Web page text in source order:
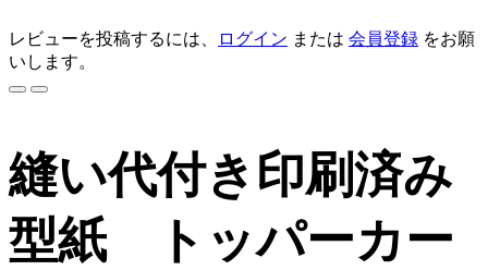
レビューを投稿するには、 ログイン または 会員登録 をお願
いします。
縫い代付き印刷済み
型紙 トッパーカー